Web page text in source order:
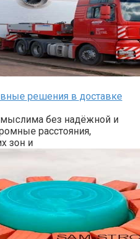
решения в доставке
без надёжной и
расстояния,
зон и